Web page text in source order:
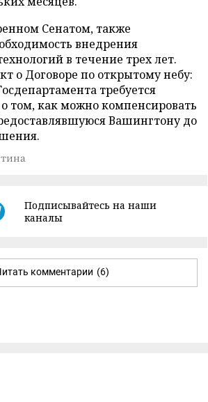
Сенатом, также
внедрения
в течение трех лет.
о Договоре по открытому небу:
требуется
о том, как можно компенсировать
Вашингтону до
Подписывайтесь на наши
каналы
комментарии (6)